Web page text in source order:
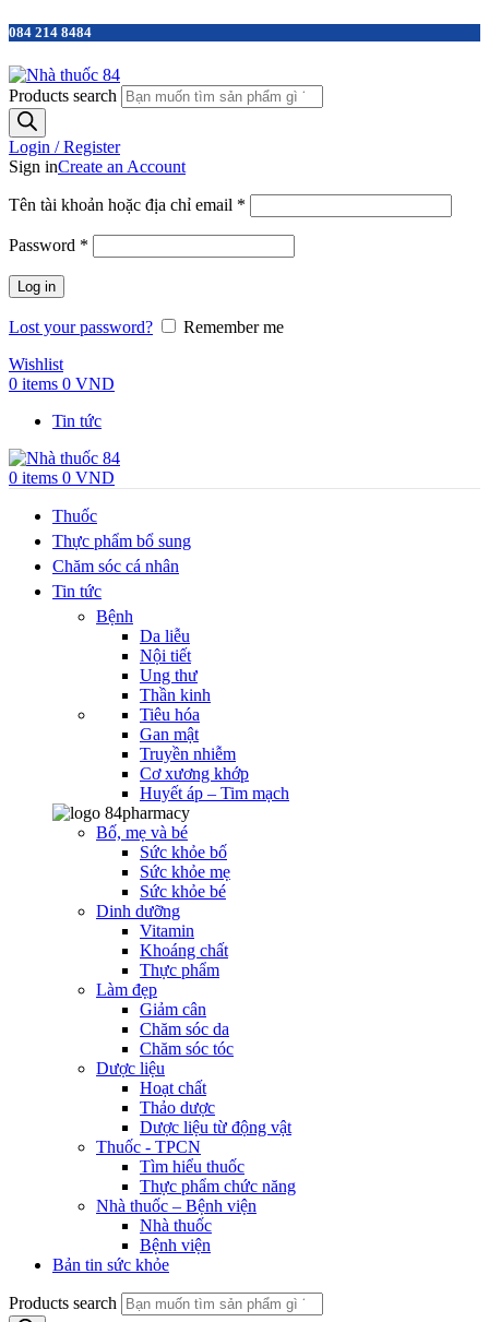
084 214 8484
Products search
Login / Register
Sign inCreate an Account
Tên tài khoản hoặc địa chỉ email *
Password *
Log in
Lost your password?
Remember me
Wishlist
0 items 0 VND
Tin tức
0 items 0 VND
Thuốc
Thực phẩm bổ sung
Chăm sóc cá nhân
Tin tức
Bệnh
Da liễu
Nội tiết
Ung thư
Thần kinh
Tiêu hóa
Gan mật
Truyền nhiễm
Cơ xương khớp
Huyết áp – Tim mạch
Bố, mẹ và bé
Sức khỏe bố
Sức khỏe mẹ
Sức khỏe bé
Dinh dưỡng
Vitamin
Khoáng chất
Thực phẩm
Làm đẹp
Giảm cân
Chăm sóc da
Chăm sóc tóc
Dược liệu
Hoạt chất
Thảo dược
Dược liệu từ động vật
Thuốc - TPCN
Tìm hiểu thuốc
Thực phẩm chức năng
Nhà thuốc – Bệnh viện
Nhà thuốc
Bệnh viện
Bản tin sức khỏe
Products search